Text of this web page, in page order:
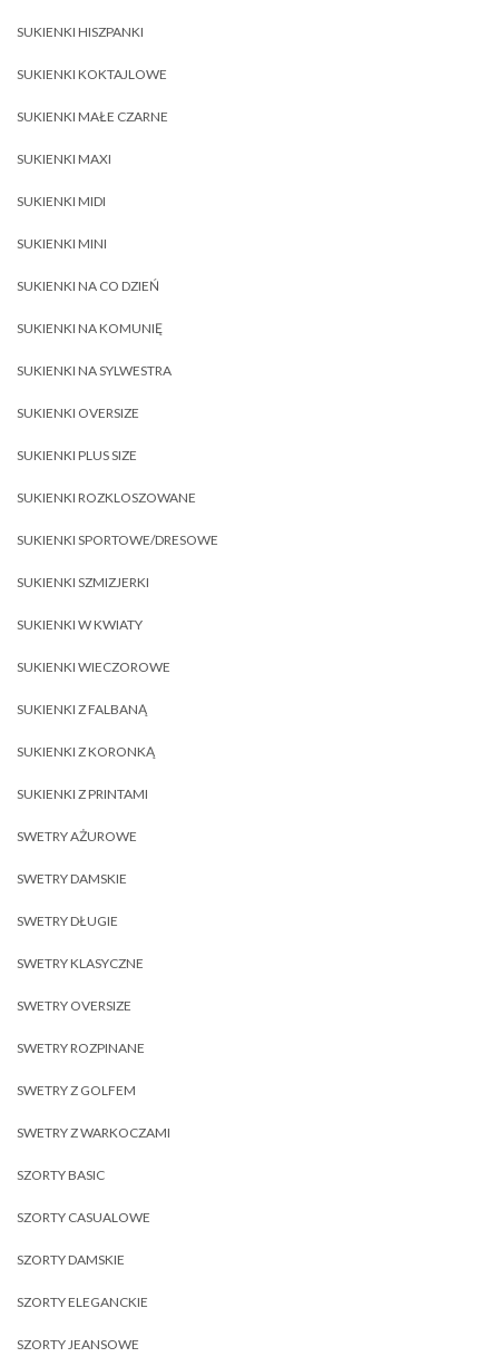
SUKIENKI HISZPANKI
SUKIENKI KOKTAJLOWE
SUKIENKI MAŁE CZARNE
SUKIENKI MAXI
SUKIENKI MIDI
SUKIENKI MINI
SUKIENKI NA CO DZIEŃ
SUKIENKI NA KOMUNIĘ
SUKIENKI NA SYLWESTRA
SUKIENKI OVERSIZE
SUKIENKI PLUS SIZE
SUKIENKI ROZKLOSZOWANE
SUKIENKI SPORTOWE/DRESOWE
SUKIENKI SZMIZJERKI
SUKIENKI W KWIATY
SUKIENKI WIECZOROWE
SUKIENKI Z FALBANĄ
SUKIENKI Z KORONKĄ
SUKIENKI Z PRINTAMI
SWETRY AŻUROWE
SWETRY DAMSKIE
SWETRY DŁUGIE
SWETRY KLASYCZNE
SWETRY OVERSIZE
SWETRY ROZPINANE
SWETRY Z GOLFEM
SWETRY Z WARKOCZAMI
SZORTY BASIC
SZORTY CASUALOWE
SZORTY DAMSKIE
SZORTY ELEGANCKIE
SZORTY JEANSOWE